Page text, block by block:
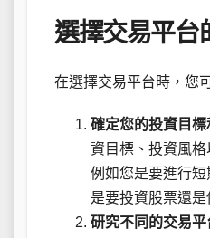
選擇交易平台
在選擇交易平台時，您
確定您的投資目標
資目標、投資風格
例如您是要進行短
是要投資股票還是
研究不同的交易平